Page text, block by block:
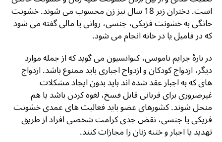
است. دختران زیر 18 سال نیز زن محسوب می شوند. خشونت
خانگی به خشونت فزیکی، جنسی، روانی یا مالی گفته می شود
که در فامیل یا در خانه انجام می شود.
در بارۀ جرایم ناموسی، کنوانسیون می گوید که از جمله موارد
دیگر، ازدواج کودکان و ازدواج اجباری باید ممنوع باشد. ازدواج
های که به اجبار عقد شده اند باید بدون ایجاد مشکلات
غیرضروری برای قربانی قابل فسخ، لغوه کردن باشد یا هم
منحل شوند. کشورهای عضو باید فعالیت های عمدی خشونت
فزیکی یا جنسی، نقض جدی کرامت شخصی افراد از طریق
تهدید یا اجبار و ختنه زنان را مجازات کنند.